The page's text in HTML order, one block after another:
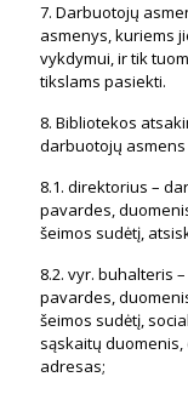
7. Darbuotojų
asmenys, kuriems
vykdymui, ir tik
tikslams pasiekti.
8. Bibliotekos
darbuotojų
8.1. direktorius –
pavardes,
šeimos sudėtį,
8.2. vyr. buhalteris
pavardes,
šeimos sudėtį,
sąskaitų
adresas;